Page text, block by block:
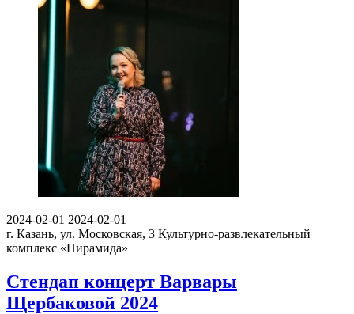
2024-02-01 2024-02-01
г. Казань, ул. Московская, 3 Культурно-развлекательный
комплекс «Пирамида»
Стендап концерт Варвары
Щербаковой 2024